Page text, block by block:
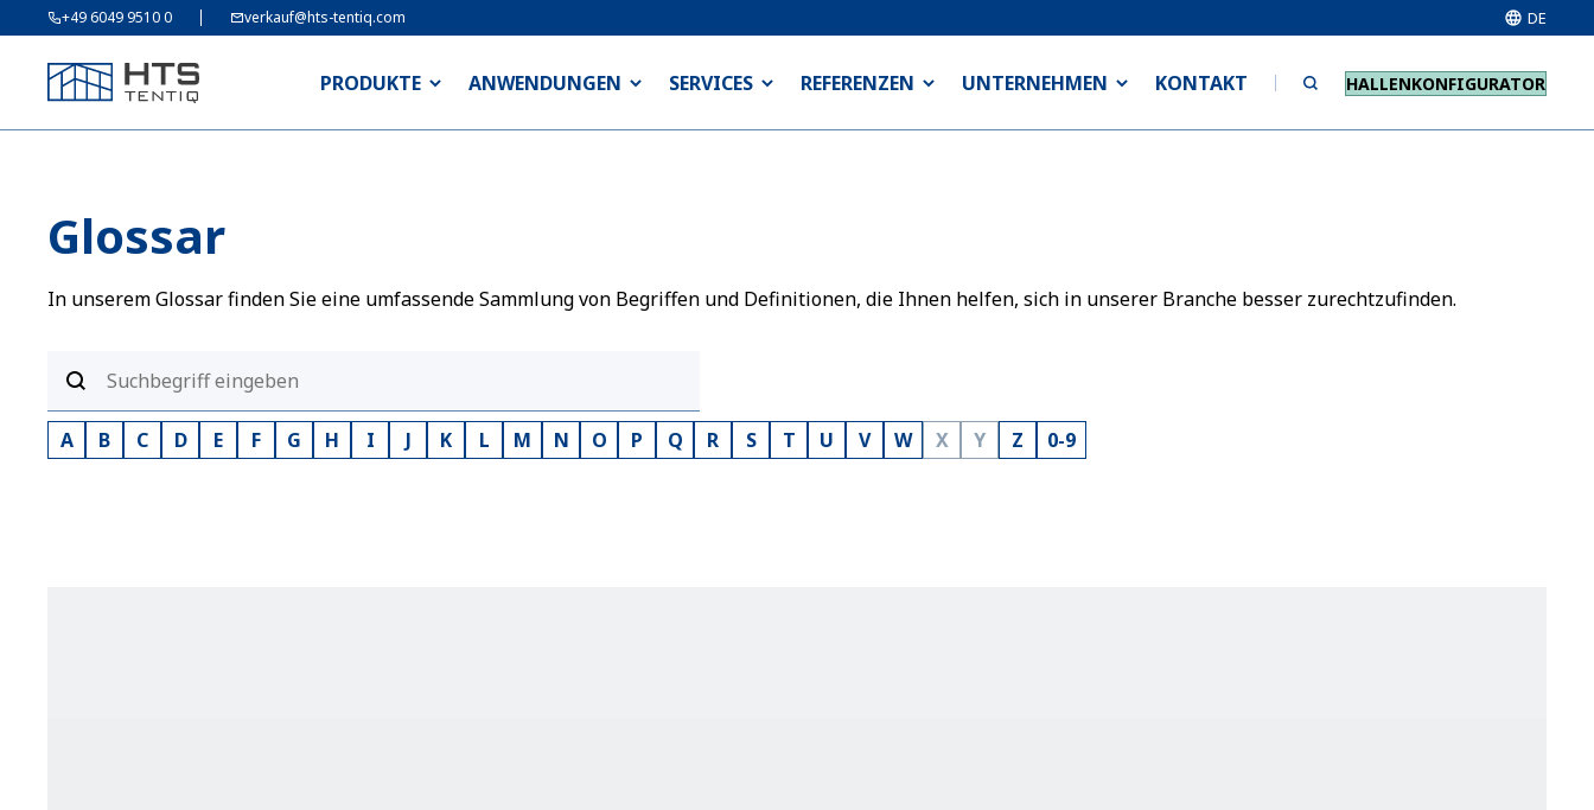
+49 6049 9510 0 verkauf@hts-tentiq.com DE
PRODUKTE ANWENDUNGEN SERVICES REFERENZEN UNTERNEHMEN KONTAKT HALLENKONFIGURATOR
Glossar
In unserem Glossar finden Sie eine umfassende Sammlung von Begriffen und Definitionen, die Ihnen helfen, sich in unserer Branche besser zurechtzufinden.
A B C D E F G H I J K L M N O P Q R S T U V W X Y Z 0-9